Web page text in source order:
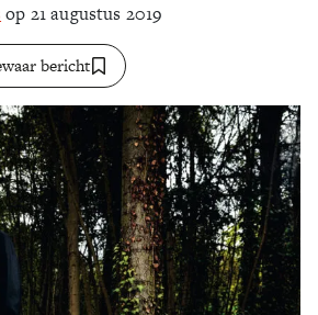
op 21 augustus 2019
bericht